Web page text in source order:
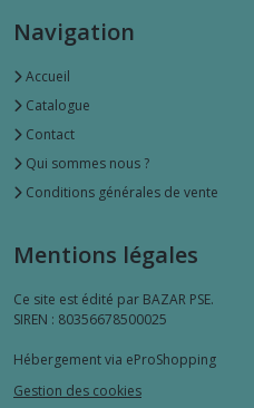
Navigation
Accueil
Catalogue
Contact
Qui sommes nous ?
Conditions générales de vente
Mentions légales
Ce site est édité par BAZAR PSE.
SIREN : 80356678500025
Hébergement via eProShopping
Gestion des cookies